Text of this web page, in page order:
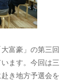
富豪」の第三回
ます。今回は三
き地方予選会を